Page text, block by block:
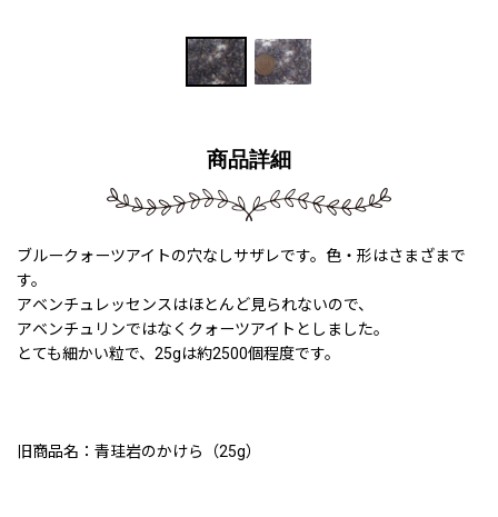
商品詳細
ブルークォーツアイトの穴なしサザレです。色・形はさまざまで
す。
アベンチュレッセンスはほとんど見られないので、
アベンチュリンではなくクォーツアイトとしました。
とても細かい粒で、25gは約2500個程度です。
旧商品名：青珪岩のかけら（25g）